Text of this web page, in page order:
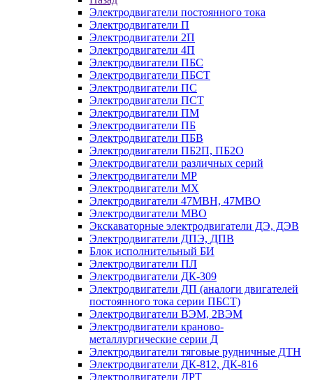
Электродвигатели постоянного тока
Электродвигатели П
Электродвигатели 2П
Электродвигатели 4П
Электродвигатели ПБС
Электродвигатели ПБСТ
Электродвигатели ПС
Электродвигатели ПСТ
Электродвигатели ПМ
Электродвигатели ПБ
Электродвигатели ПБВ
Электродвигатели ПБ2П, ПБ2О
Электродвигатели различных серий
Электродвигатели МР
Электродвигатели MX
Электродвигатели 47MBH, 47МВО
Электродвигатели MBO
Экскаваторные электродвигатели ДЭ, ДЭВ
Электродвигатели ДПЭ, ДПВ
Блок исполнительный БИ
Электродвигатели ПЛ
Электродвигатели ДК-309
Электродвигатели ДП (аналоги двигателей
постоянного тока серии ПБСТ)
Электродвигатели ВЭМ, 2ВЭМ
Электродвигатели краново-
металлургические серии Д
Электродвигатели тяговые рудничные ДТН
Электродвигатели ДК-812, ДК-816
Электродвигатели ДРТ